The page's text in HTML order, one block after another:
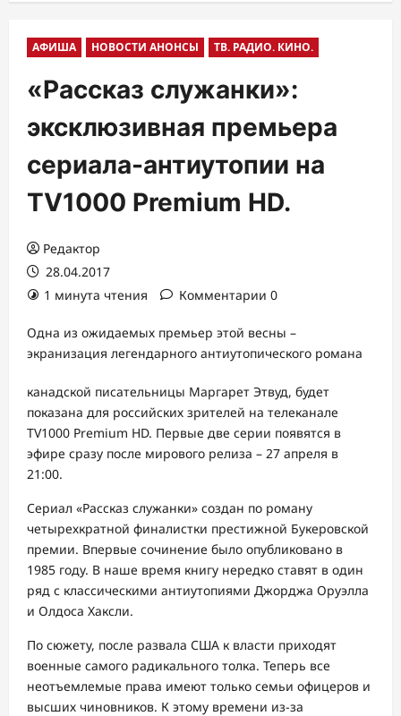
АФИША НОВОСТИ АНОНСЫ ТВ. РАДИО. КИНО.
«Рассказ служанки»:
эксклюзивная премьера
сериала-антиутопии на
TV1000 Premium HD.
Редактор
28.04.2017
1 минута чтения
Комментарии 0
Одна из ожидаемых премьер этой весны –
экранизация легендарного антиутопического романа
канадской писательницы Маргарет Этвуд, будет
показана для российских зрителей на телеканале
TV1000 Premium HD. Первые две серии появятся в
эфире сразу после мирового релиза – 27 апреля в
21:00.
Сериал «Рассказ служанки» создан по роману
четырехкратной финалистки престижной Букеровской
премии. Впервые сочинение было опубликовано в
1985 году. В наше время книгу нередко ставят в один
ряд с классическими антиутопиями Джорджа Оруэлла
и Олдоса Хаксли.
По сюжету, после развала США к власти приходят
военные самого радикального толка. Теперь все
неотъемлемые права имеют только семьи офицеров и
высших чиновников. К этому времени из-за